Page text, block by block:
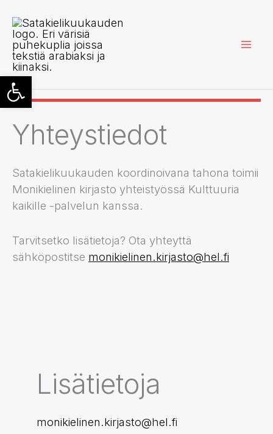
sisältöön
Yhteystiedot
Satakielikuukauden koordinoivana tahona toimii
Monikielinen kirjasto yhteistyössä Kulttuuria
kaikille -palvelun kanssa.
Tarvitsetko lisätietoja? Ota yhteyttä
sähköpostitse monikielinen.kirjasto@hel.fi
Lisätietoja
monikielinen.kirjasto@hel.fi
Open toolbar